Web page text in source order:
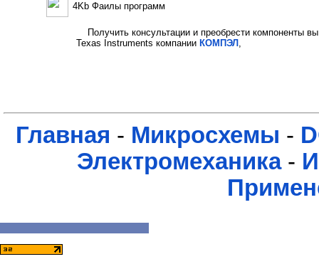
4Kb Фаилы программ
Получить консультации и преобрести компоненты
Texas Instruments компании КОМПЭЛ
Главная - Микросхемы -
Электромеханика-